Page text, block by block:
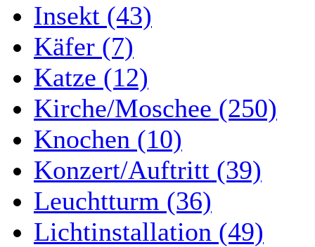
Insekt (43)
Käfer (7)
Katze (12)
Kirche/Moschee (250)
Knochen (10)
Konzert/Auftritt (39)
Leuchtturm (36)
Lichtinstallation (49)